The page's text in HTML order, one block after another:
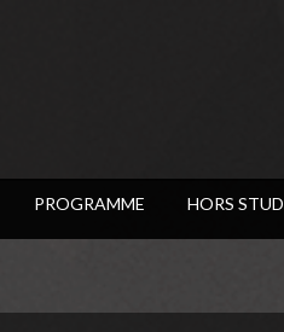
PROGRAMME HORS